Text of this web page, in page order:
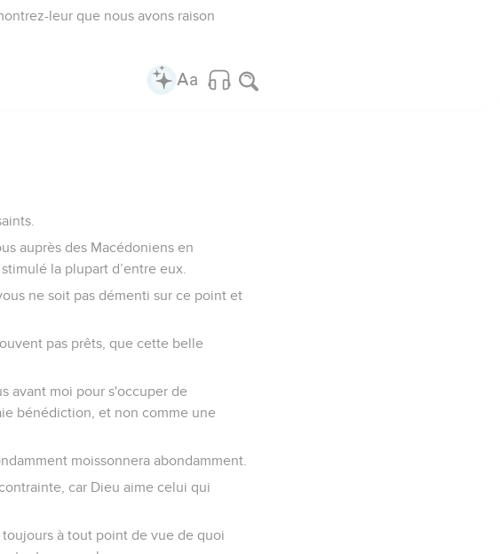
leur que nous avons raison
auprès des Macédoniens en
la plupart d’entre eux.
ne soit pas démenti sur ce point et
pas prêts, que cette belle
avant moi pour s'occuper de
bénédiction, et non comme une
moissonnera abondamment.
car Dieu aime celui qui
à tout point de vue de quoi